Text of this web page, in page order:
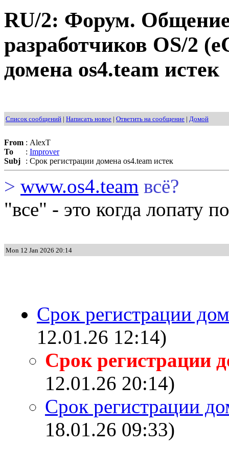
RU/2: Форум. Общение
разработчиков OS/2
домена os4.team истек
Список сообщений | Написать новое | Ответить на сообщение | Домой
From : AlexT
To
: Improver
Subj
: Срок регистрации домена os4.team истек
> www.os4.team всё?
"все" - это когда лопату
Mon 12 Jan 2026 20:14
Срок регистрации
12.01.26 12:14)
Срок регистрации
12.01.26 20:14)
Срок регистрации
18.01.26 09:33)